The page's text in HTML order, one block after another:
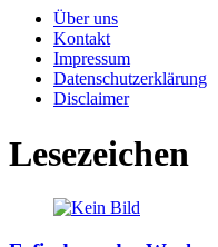
Über uns
Kontakt
Impressum
Datenschutzerklärung
Disclaimer
Lesezeichen